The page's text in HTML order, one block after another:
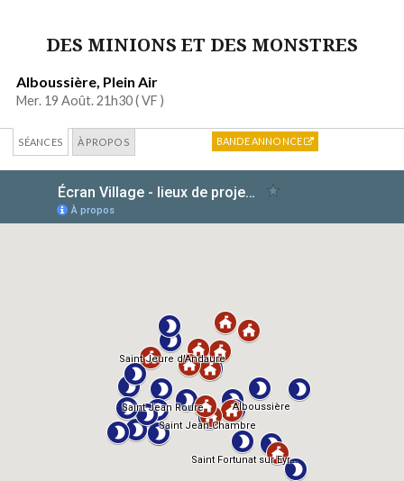
DES MINIONS ET DES MONSTRES
Alboussière, Plein Air
Mer. 19 Août. 21h30 (VF )
SÉANCES À PROPOS BANDE ANNONCE